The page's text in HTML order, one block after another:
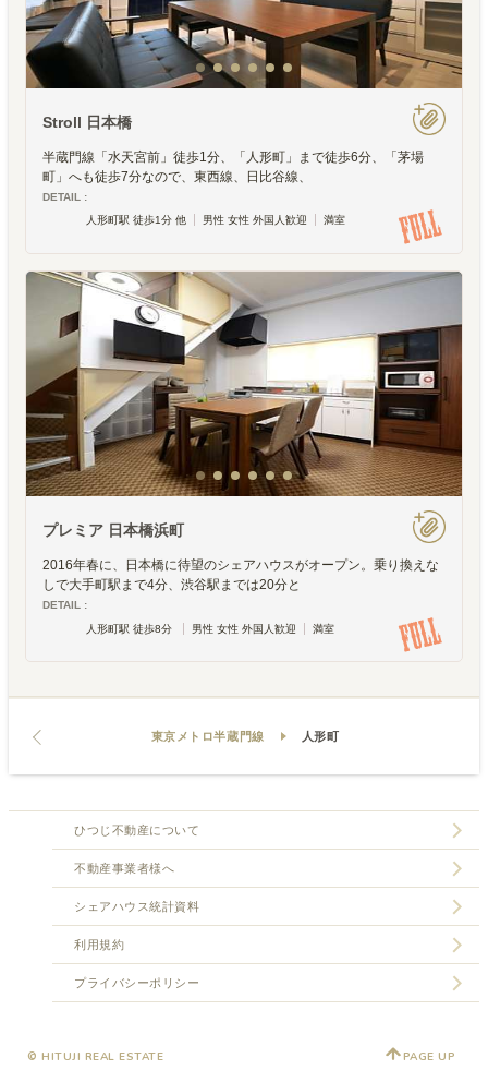
Stroll 日本橋
半蔵門線「水天宮前」徒歩1分、「人形町」まで徒歩6分、「茅場
町」へも徒歩7分なので、東西線、日比谷線、
DETAIL :
人形町駅 徒歩1分 他
男性 女性 外国人歓迎 満室
プレミア 日本橋浜町
2016年春に、日本橋に待望のシェアハウスがオープン。乗り換えな
しで大手町駅まで4分、渋谷駅までは20分と
DETAIL :
人形町駅 徒歩8分
男性 女性 外国人歓迎 満室
東京メトロ半蔵門線 人形町
ひつじ不動産について
不動産事業者様へ
シェアハウス統計資料
利用規約
プライバシーポリシー
© HITUJI REAL ESTATE PAGE UP